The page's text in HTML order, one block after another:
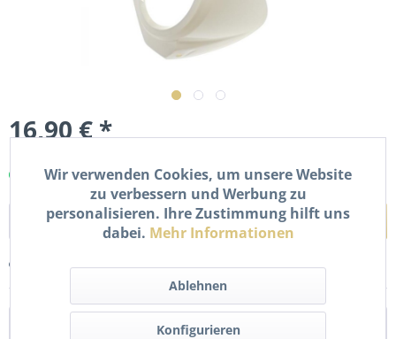
16,90 € *
Sofort versandfertig, Lieferzeit ca. 1-2 Werktage
In denWarenkorb
Merken Bewerten
Wir verwenden Cookies, um unsere Website
zu verbessern und Werbung zu
personalisieren. Ihre Zustimmung hilft uns
dabei. Mehr Informationen
Ablehnen
Konfigurieren